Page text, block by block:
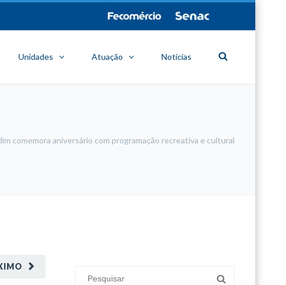
Unidades Atuação Notícias
comemora aniversário com programação recreativa e cultural